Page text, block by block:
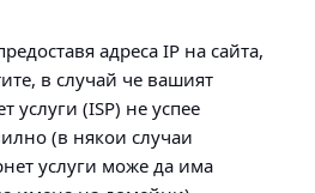
адреса IP на сайта,
в случай че вашият
услуги (ISP) не успее
(в някои случаи
услуги може да има